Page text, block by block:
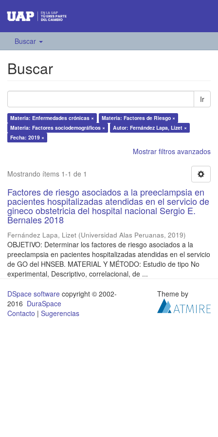
Buscar
Buscar
Ir
Materia: Enfermedades crónicas ×
Materia: Factores de Riesgo ×
Materia: Factores sociodemográficos ×
Autor: Fernández Lapa, Lizet ×
Fecha: 2019 ×
Mostrar filtros avanzados
Mostrando ítems 1-1 de 1
Factores de riesgo asociados a la preeclampsia en
pacientes hospitalizadas atendidas en el servicio de
gineco obstetricia del hospital nacional Sergio E.
Bernales 2018
Fernández Lapa, Lizet (Universidad Alas Peruanas, 2019)
OBJETIVO: Determinar los factores de riesgo asociados a la
preeclampsia en pacientes hospitalizadas atendidas en el servicio
de GO del HNSEB. MATERIAL Y MÉTODO: Estudio de tipo No
experimental, Descriptivo, correlacional, de ...
DSpace software copyright © 2002-
2016 DuraSpace
Contacto | Sugerencias
Theme by